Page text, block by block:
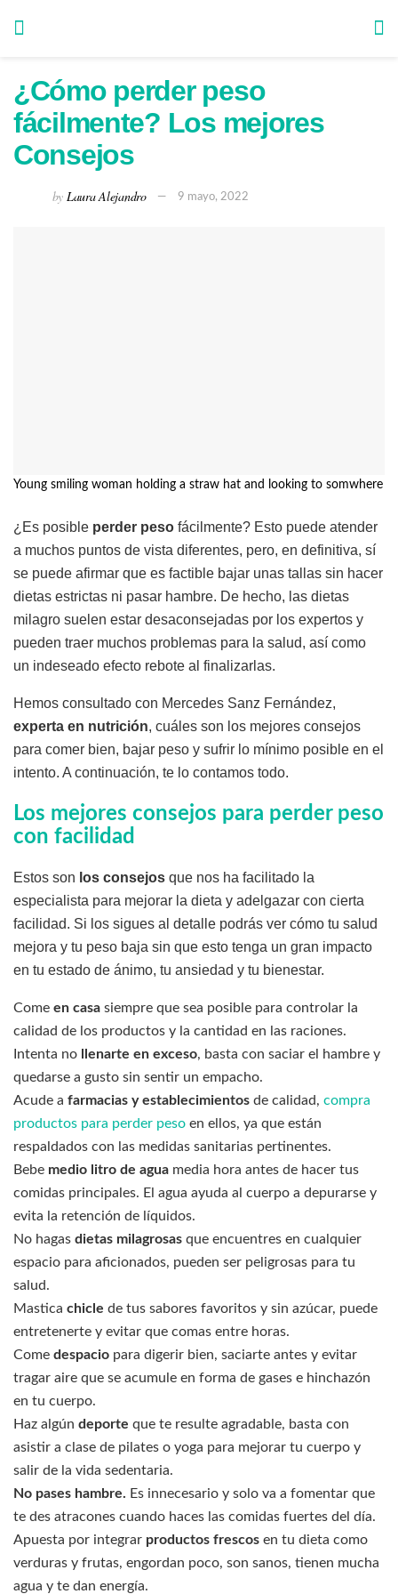
¿Cómo perder peso
fácilmente? Los mejores
Consejos
by Laura Alejandro 9 mayo, 2022
Young smiling woman holding a straw hat and looking to somwhere
¿Es posible perder peso fácilmente? Esto puede atender
a muchos puntos de vista diferentes, pero, en definitiva, sí
se puede afirmar que es factible bajar unas tallas sin hacer
dietas estrictas ni pasar hambre. De hecho, las dietas
milagro suelen estar desaconsejadas por los expertos y
pueden traer muchos problemas para la salud, así como
un indeseado efecto rebote al finalizarlas.
Hemos consultado con Mercedes Sanz Fernández,
experta en nutrición, cuáles son los mejores consejos
para comer bien, bajar peso y sufrir lo mínimo posible en el
intento. A continuación, te lo contamos todo.
Los mejores consejos para perder peso
con facilidad
Estos son los consejos que nos ha facilitado la
especialista para mejorar la dieta y adelgazar con cierta
facilidad. Si los sigues al detalle podrás ver cómo tu salud
mejora y tu peso baja sin que esto tenga un gran impacto
en tu estado de ánimo, tu ansiedad y tu bienestar.
Come en casa siempre que sea posible para controlar la
calidad de los productos y la cantidad en las raciones.
Intenta no
llenarte en exceso, basta con saciar el hambre y
quedarse a gusto sin sentir un empacho.
Acude a farmacias y establecimientos de calidad, compra
productos para perder peso en ellos, ya que están
respaldados con las medidas sanitarias pertinentes.
Bebe medio litro de agua media hora antes de hacer tus
comidas principales. El agua ayuda al cuerpo a depurarse y
evita la retención de líquidos.
No hagas dietas milagrosas que encuentres en cualquier
espacio para aficionados, pueden ser peligrosas para tu
salud.
Mastica chicle de tus sabores favoritos y sin azúcar, puede
entretenerte y evitar que comas entre horas.
Come despacio para digerir bien, saciarte antes y evitar
tragar aire que se acumule en forma de gases e hinchazón
en tu cuerpo.
Haz algún deporte que te resulte agradable, basta con
asistir a clase de pilates o yoga para mejorar tu cuerpo y
salir de la vida sedentaria.
No pases hambre. Es innecesario y solo va a fomentar que
te des atracones cuando haces las comidas fuertes del día.
Apuesta por integrar productos frescos en tu dieta como
verduras y frutas, engordan poco, son sanos, tienen mucha
agua y te dan energía.